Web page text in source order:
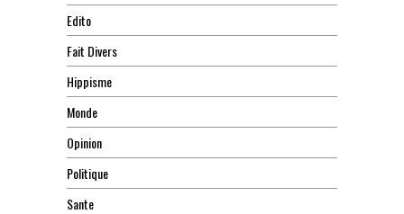
Edito
Fait Divers
Hippisme
Monde
Opinion
Politique
Sante